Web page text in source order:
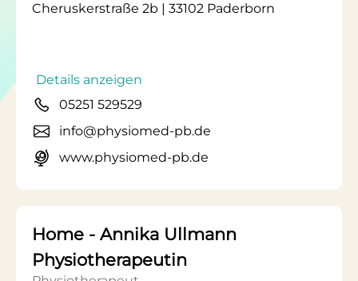
Cheruskerstraße 2b | 33102 Paderborn
Details anzeigen
05251 529529
info@physiomed-pb.de
www.physiomed-pb.de
Home - Annika Ullmann
Physiotherapeutin